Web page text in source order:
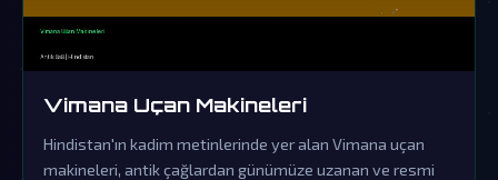
Vimana Uçan Makineleri
Hindistan'ın kadim metinlerinde yer alan Vimana uçan
makineleri, antik çağlardan günümüze uzanan ve resmi